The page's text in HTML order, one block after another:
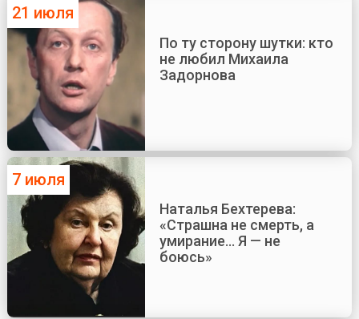
21 июля
По ту сторону шутки: кто
не любил Михаила
Задорнова
7 июля
Наталья Бехтерева:
«Страшна не смерть, а
умирание... Я — не
боюсь»